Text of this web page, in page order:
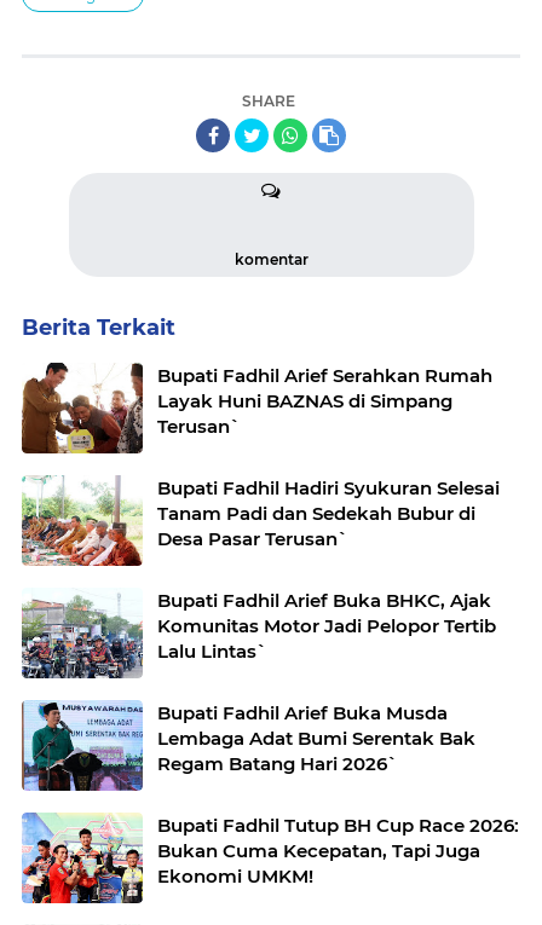
SHARE
komentar
Berita Terkait
Bupati Fadhil Arief Serahkan Rumah
Layak Huni BAZNAS di Simpang
Terusan`
Bupati Fadhil Hadiri Syukuran Selesai
Tanam Padi dan Sedekah Bubur di
Desa Pasar Terusan`
Bupati Fadhil Arief Buka BHKC, Ajak
Komunitas Motor Jadi Pelopor Tertib
Lalu Lintas`
Bupati Fadhil Arief Buka Musda
Lembaga Adat Bumi Serentak Bak
Regam Batang Hari 2026`
Bupati Fadhil Tutup BH Cup Race 2026:
Bukan Cuma Kecepatan, Tapi Juga
Ekonomi UMKM!